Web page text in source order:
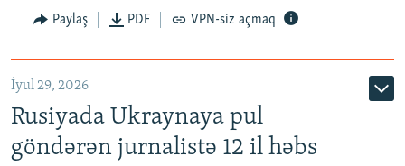
Paylaş PDF VPN-siz açmaq
İyul 29, 2026
Rusiyada Ukraynaya pul
göndərən jurnalistə 12 il həbs